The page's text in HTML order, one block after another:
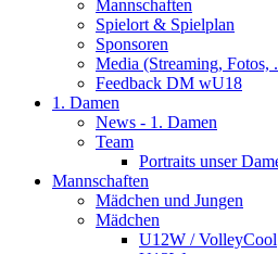
Mannschaften
Spielort & Spielplan
Sponsoren
Media (Streaming, Fotos,
Feedback DM wU18
1. Damen
News - 1. Damen
Team
Portraits unser
Mannschaften
Mädchen und Jungen
Mädchen
U12W / VolleyCool